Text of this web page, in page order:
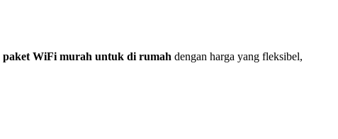
paket WiFi murah untuk di rumah dengan harga yang fleksibel,